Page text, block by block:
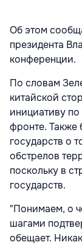
Об этом
президента
конференции.
По словам
китайской
инициативу
фронте. Также
государств о
обстрелов
поскольку в
государств.
"Понимаем, о
шагами
обещает.